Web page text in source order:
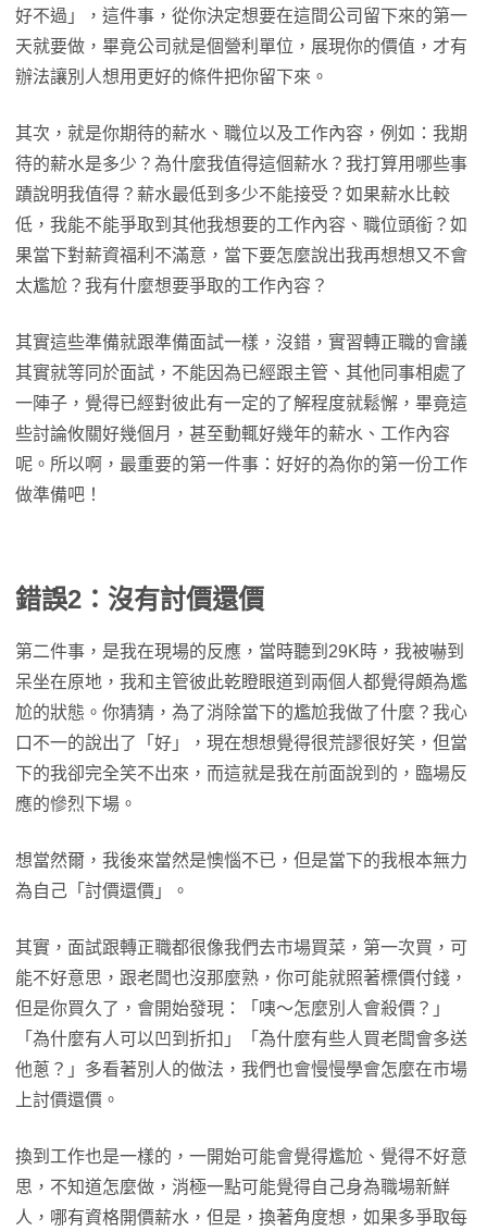
好不過」，這件事，從你決定想要在這間公司留下來的第一
天就要做，畢竟公司就是個營利單位，展現你的價值，才有
辦法讓別人想用更好的條件把你留下來。
其次，就是你期待的薪水、職位以及工作內容，例如：我期
待的薪水是多少？為什麼我值得這個薪水？我打算用哪些事
蹟說明我值得？薪水最低到多少不能接受？如果薪水比較
低，我能不能爭取到其他我想要的工作內容、職位頭銜？如
果當下對薪資福利不滿意，當下要怎麼說出我再想想又不會
太尷尬？我有什麼想要爭取的工作內容？
其實這些準備就跟準備面試一樣，沒錯，實習轉正職的會議
其實就等同於面試，不能因為已經跟主管、其他同事相處了
一陣子，覺得已經對彼此有一定的了解程度就鬆懈，畢竟這
些討論攸關好幾個月，甚至動輒好幾年的薪水、工作內容
呢。所以啊，最重要的第一件事：好好的為你的第一份工作
做準備吧！
錯誤2：沒有討價還價
第二件事，是我在現場的反應，當時聽到29K時，我被嚇到
呆坐在原地，我和主管彼此乾瞪眼道到兩個人都覺得頗為尷
尬的狀態。你猜猜，為了消除當下的尷尬我做了什麼？我心
口不一的說出了「好」，現在想想覺得很荒謬很好笑，但當
下的我卻完全笑不出來，而這就是我在前面說到的，臨場反
應的慘烈下場。
想當然爾，我後來當然是懊惱不已，但是當下的我根本無力
為自己「討價還價」。
其實，面試跟轉正職都很像我們去市場買菜，第一次買，可
能不好意思，跟老闆也沒那麼熟，你可能就照著標價付錢，
但是你買久了，會開始發現：「咦～怎麼別人會殺價？」
「為什麼有人可以凹到折扣」「為什麼有些人買老闆會多送
他蔥？」多看著別人的做法，我們也會慢慢學會怎麼在市場
上討價還價。
換到工作也是一樣的，一開始可能會覺得尷尬、覺得不好意
思，不知道怎麼做，消極一點可能覺得自己身為職場新鮮
人，哪有資格開價薪水，但是，換著角度想，如果多爭取每